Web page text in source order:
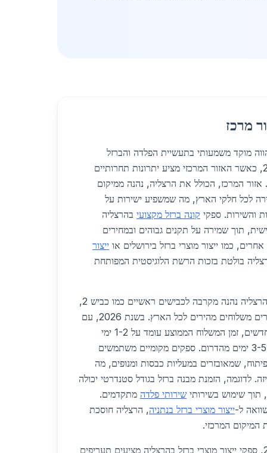
מרכז
מוקד משמעותי בתעשיית הפלדה והברזל
בישראל, במיוחד בשנת 2026, כאשר האזור המרכזי מציע יתרונות תחרותיים
המרכז, הכולל את הרצליה, נהנה ממיקום
לכל חלקי הארץ, מה שמשפיע ישירות על
והשירות. ספקי קונה ברזל מקצועי בהרצליה
תוך שמירה על תקנים גבוהים ובמחירים
כמו ייצור מוצרי ברזל בירושלים או ייצור
בולטת בזכות הרשת הלוגיסטית המפותחת
לוגיסטית, ייצור מוצרי ברזל בהרצליה נהנה מקרבה לכבישים ראשיים כמו כביש 2,
כביש 531 וכביש 4, המאפשרים משלוחים מהירים לכל הארץ. בשנת 2026, עם
השלמת פרויקטי התשתית החדשים, זמן המשלוח הממוצע עומד על 1-2 ימי
עסקים למרכז ולצפון, לעומת 3-5 ימים מהדרום. ספקים מקומיים משתמשים
שמאובזרים במעליות כבסות ומנופים, מה
לדוגמה, הזמנת מבנה ברזל בגודל סטנדרטי יכולה
שירותי פלדה מתקדמים.
ל-ייצור מוצרי ברזל בנתניה, הרצליה חוסכת
מבחינת מחירים, בשנת 2026, ספקי ייצור מוצרי ברזל בהרצליה מציעים תעריפים